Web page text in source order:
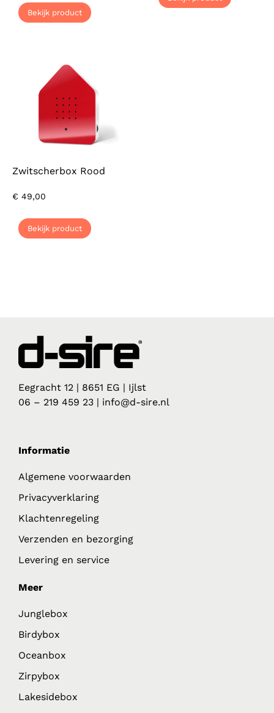
Bekijk product
Zwitscherbox Rood
€ 49,00
Bekijk product
Eegracht 12 | 8651 EG | Ijlst
06 – 219 459 23 | info@d-sire.nl
Informatie
Algemene voorwaarden
Privacyverklaring
Klachtenregeling
Verzenden en bezorging
Levering en service
Meer
Junglebox
Birdybox
Oceanbox
Zirpybox
Lakesidebox